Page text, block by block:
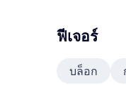
ฟีเจอร์
บล็อก